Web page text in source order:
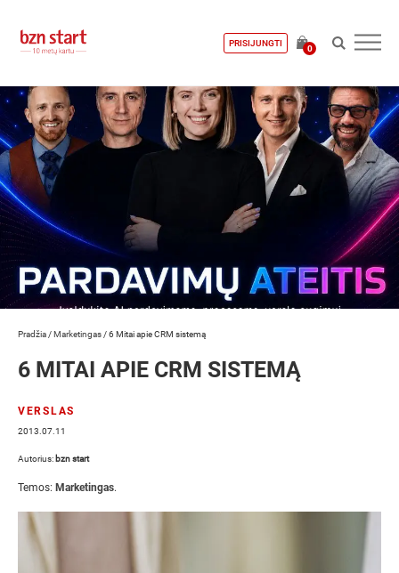
PRISIJUNGTI
0
Pradžia /Marketingas /6 Mitai apie CRM sistemą
6 MITAI APIE CRM SISTEMĄ
VERSLAS
2013.07.11
Autorius: bzn start
Temos: Marketingas.